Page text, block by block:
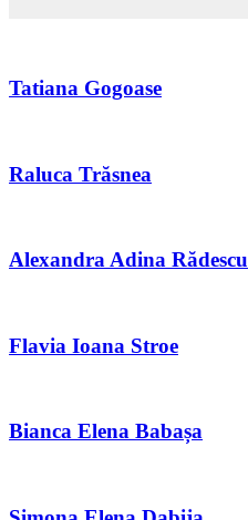
Tatiana Gogoase
Raluca Trăsnea
Alexandra Adina Rădescu
Flavia Ioana Stroe
Bianca Elena Babașa